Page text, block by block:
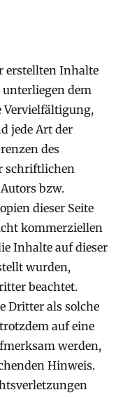
erstellten Inhalte
unterliegen dem
Vervielfältigung,
jede Art der
des
schriftlichen
bzw.
dieser Seite
kommerziellen
Inhalte auf dieser
wurden,
beachtet.
Dritter als solche
auf eine
werden,
Hinweis.